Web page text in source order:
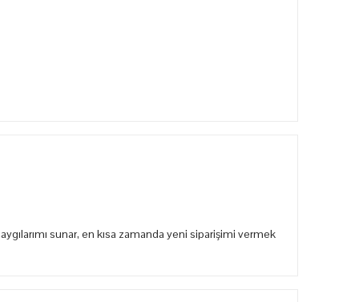
sunar, en kısa zamanda yeni siparişimi vermek